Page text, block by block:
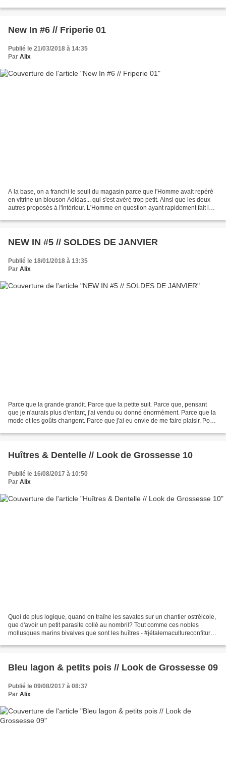
New In #6 // Friperie 01
Publié le 21/03/2018 à 14:35
Par Alix
A la base, on a franchi le seuil du magasin parce que l'Homme avait repéré
en vitrine un blouson Adidas... qui s'est avéré trop petit. Ainsi que les deux
autres proposés à l'intérieur. L'Homme en question ayant rapidement fait le
NEW IN #5 // SOLDES DE JANVIER
Publié le 18/01/2018 à 13:35
Par Alix
Parce que la grande grandit. Parce que la petite suit. Parce que, pensant
que je n'aurais plus d'enfant, j'ai vendu ou donné énormément. Parce que la
mode et les goûts changent. Parce que j'ai eu envie de me faire plaisir. Pour
Huîtres & Dentelle // Look de Grossesse 10
Publié le 16/08/2017 à 10:50
Par Alix
Quoi de plus logique, quand on traîne les savates sur un chantier ostréicole,
que d'avoir un petit parasite collé au nombril? Tout comme ces nobles
mollusques marins bivalves que sont les huîtres - #jétalemacultureconfiture -
Bleu lagon & petits pois // Look de Grossesse 09
Publié le 09/08/2017 à 08:37
Par Alix